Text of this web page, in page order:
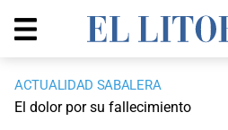
ACTUALIDAD SABALERA
El dolor por su fallecimiento